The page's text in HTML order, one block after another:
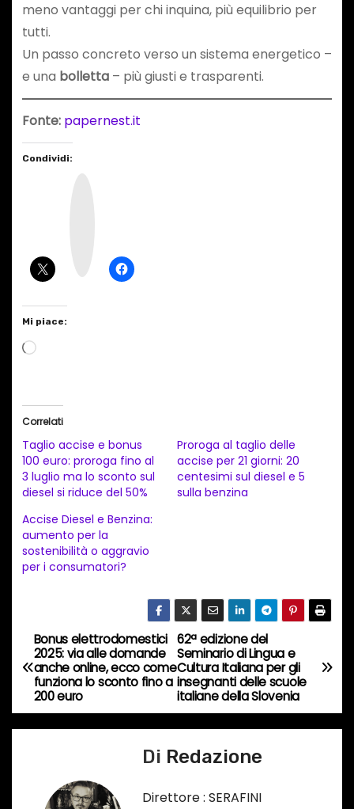
meno vantaggi per chi inquina, più equilibrio per
tutti.
Un passo concreto verso un sistema energetico –
e una bolletta– più giusti e trasparenti.
Fonte: papernest.it
Condividi:
Mi piace:
C
a
m
e
n
t
o
c
o
r
s
Correlati
Taglio accise e bonus
100 euro: proroga fino al
3 luglio ma lo sconto sul
diesel si riduce del 50%
Proroga al taglio delle
accise per 21 giorni: 20
centesimi sul diesel e 5
sulla benzina
Accise Diesel e Benzina:
aumento per la
sostenibilità o aggravio
per i consumatori?
N
a
v
62ª edizione del
Seminario di Lingua e
Cultura Italiana per gli
insegnanti delle scuole
italiane della Slovenia
Bonus elettrodomestici
2025: via alle domande
anche online, ecco come
funziona lo sconto fino a
200 euro
Di Redazione
Direttore : SERAFINI